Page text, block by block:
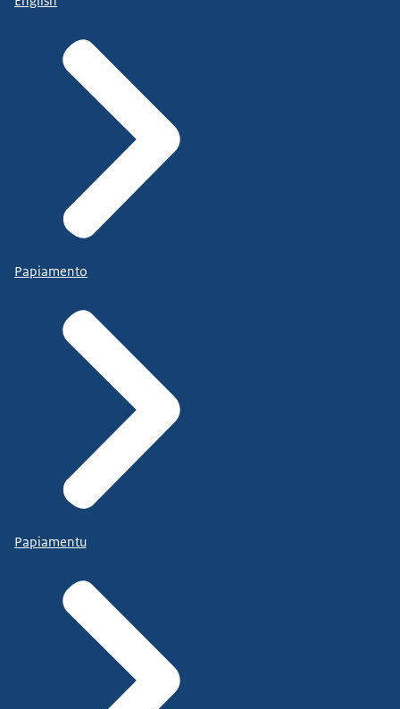
Papiamento
Papiamentu